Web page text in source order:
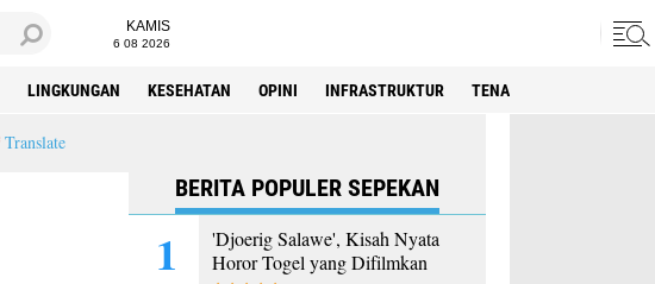
KAMIS
6 08 2026
LINGKUNGAN KESEHATAN OPINI INFRASTRUKTUR TENAGA KERJA
Translate
BERITA POPULER SEPEKAN
'Djoerig Salawe', Kisah Nyata
Horor Togel yang Difilmkan